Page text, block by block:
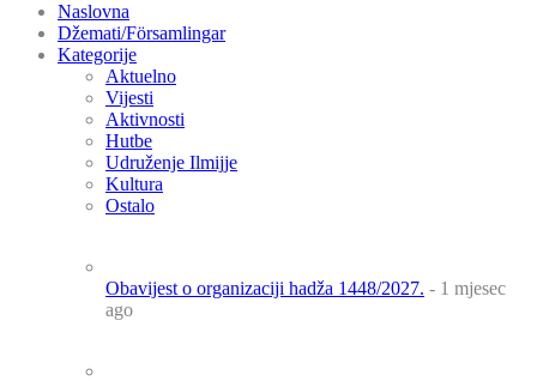
Naslovna
Džemati/Församlingar
Kategorije
Aktuelno
Vijesti
Aktivnosti
Hutbe
Udruženje Ilmijje
Kultura
Ostalo
Obavijest o organizaciji hadža 1448/2027. - 1 mjesec
ago